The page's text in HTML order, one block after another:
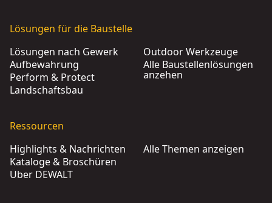
Lösungen für die Baustelle
Lösungen nach Gewerk
Aufbewahrung
Perform & Protect
Landschaftsbau
Outdoor Werkzeuge
Alle Baustellenlösungen
anzehen
Ressourcen
Highlights & Nachrichten
Kataloge & Broschüren
Über DEWALT
Alle Themen anzeigen